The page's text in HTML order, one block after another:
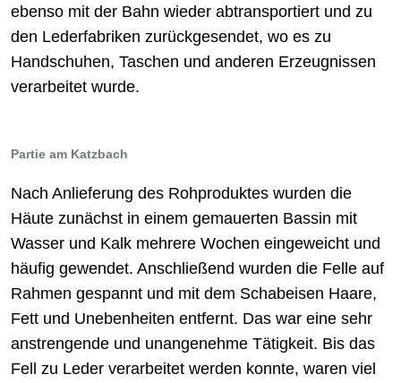
ebenso mit der Bahn wieder abtransportiert und zu
den Lederfabriken zurückgesendet, wo es zu
Handschuhen, Taschen und anderen Erzeugnissen
verarbeitet wurde.
Partie am Katzbach
Nach Anlieferung des Rohproduktes wurden die
Häute zunächst in einem gemauerten Bassin mit
Wasser und Kalk mehrere Wochen eingeweicht und
häufig gewendet. Anschließend wurden die Felle auf
Rahmen gespannt und mit dem Schabeisen Haare,
Fett und Unebenheiten entfernt. Das war eine sehr
anstrengende und unangenehme Tätigkeit. Bis das
Fell zu Leder verarbeitet werden konnte, waren viel